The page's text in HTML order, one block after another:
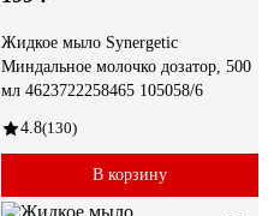
Жидкое мыло Synergetic
Миндальное молочко дозатор, 500
мл 4623722258465 105058/6
4.8(130)
В корзину